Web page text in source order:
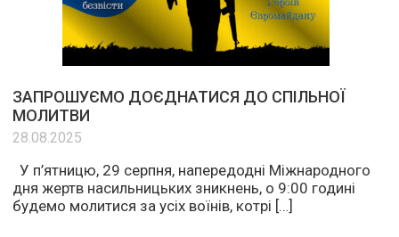
ЗАПРОШУЄМО ДОЄДНАТИСЯ ДО СПІЛЬНОЇ
МОЛИТВИ
28.08.2025
У п’ятницю, 29 серпня, напередодні Міжнародного
дня жертв насильницьких зникнень, о 9:00 годині
будемо молитися за усіх воїнів, котрі […]